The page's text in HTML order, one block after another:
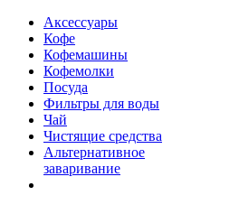
Аксессуары
Кофе
Кофемашины
Кофемолки
Посуда
Фильтры для воды
Чай
Чистящие средства
Альтернативное
заваривание